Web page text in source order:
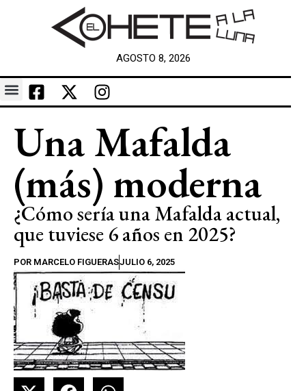
AGOSTO 8, 2026
Una Mafalda
(más) moderna
¿Cómo sería una Mafalda actual,
que tuviese 6 años en 2025?
POR MARCELO FIGUERASJULIO 6, 2025